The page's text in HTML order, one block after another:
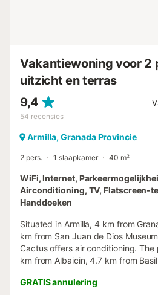
Vakantiewoning voor 2
uitzicht en terras
9,4
54 recensies
Armilla, Granada Provincie
2 pers. 1 slaapkamer 40 m²
WiFi, Internet,
Airconditioning, TV, Flatscreen-
Handdoeken
Situated in Armilla, 4 km from
km from San Juan de Dios
Cactus offers air conditioning.
km from Albaicin, 4.7 km from
GRATIS annulering